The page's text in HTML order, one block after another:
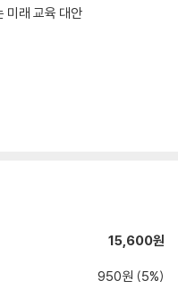
미래 교육 대안
15,600원
950원 (5%)